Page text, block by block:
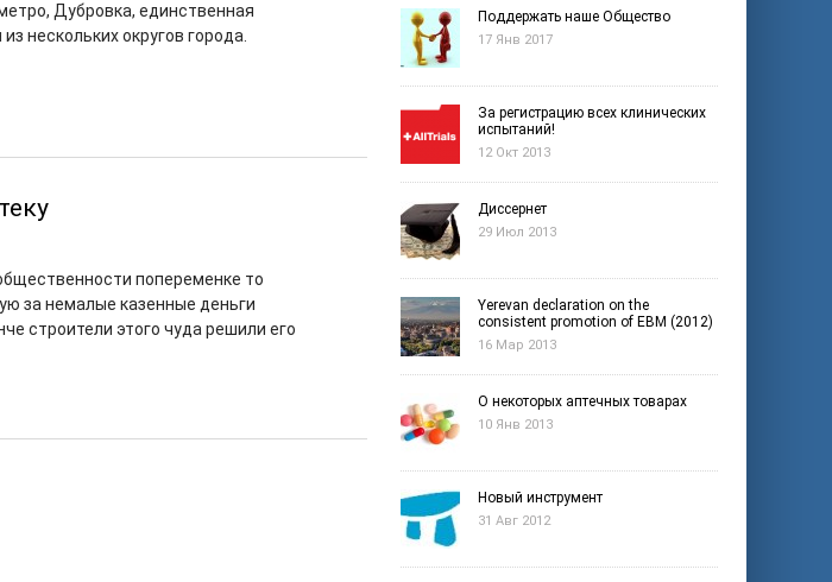
Дубровка, единственная
нескольких округов города.
попеременке то
за немалые казенные деньги
строители этого чуда решили его
Поддержать наше Общество
17 Янв 2017
За регистрацию всех клинических
испытаний!
12 Окт 2013
Диссернет
29 Июл 2013
Yerevan declaration on the
consistent promotion of EBM (2012)
16 Мар 2013
О некоторых аптечных товарах
10 Янв 2013
Новый инструмент
31 Авг 2012